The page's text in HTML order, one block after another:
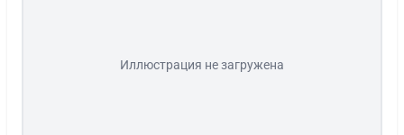
Иллюстрация не загружена